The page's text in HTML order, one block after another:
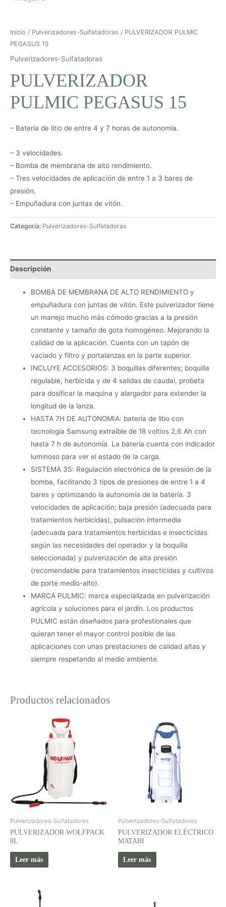
Inicio / Pulverizadores-Sulfatadoras / PULVERIZADOR PULMIC
PEGASUS 15
Pulverizadores-Sulfatadoras
PULVERIZADOR
PULMIC PEGASUS 15
– Batería de litio de entre 4 y 7 horas de autonomía.
– 3 velocidades.
– Bomba de membrana de alto rendimiento.
– Tres velocidades de aplicación de entre 1 a 3 bares de
presión.
– Empuñadura con juntas de vitón.
Categoría: Pulverizadores-Sulfatadoras
Descripción
BOMBA DE MEMBRANA DE ALTO RENDIMIENTO y
empuñadura con juntas de vitón. Este pulverizador tiene
un manejo mucho más cómodo gracias a la presión
constante y tamaño de gota homogéneo. Mejorando la
calidad de la aplicación. Cuenta con un tapón de
vaciado y filtro y portalanzas en la parte superior.
INCLUYE ACCESORIOS: 3 boquillas diferentes; boquilla
regulable, herbicida y de 4 salidas de caudal, probeta
para dosificar la maquina y alargador para extender la
longitud de la lanza.
HASTA 7H DE AUTONOMIA: batería de litio con
tecnología Samsung extraíble de 18 voltios 2,6 Ah con
hasta 7 h de autonomía. La batería cuenta con indicador
luminoso para ver el estado de la carga.
SISTEMA 3S: Regulación electrónica de la presión de la
bomba, facilitando 3 tipos de presiones de entre 1 a 4
bares y optimizando la autonomía de la batería. 3
velocidades de aplicación; baja presión (adecuada para
tratamientos herbicidas), pulsación intermedia
(adecuada para tratamientos herbicidas e insecticidas
según las necesidades del operador y la boquilla
seleccionada) y pulverización de alta presión
(recomendable para tratamientos insecticidas y cultivos
de porte medio-alto).
MARCA PULMIC: marca especializada en pulverización
agrícola y soluciones para el jardín. Los productos
PULMIC están diseñados para profestionales que
quieran tener el mayor control posible de las
aplicaciones con unas prestaciones de calidad altas y
siempre respetando al medio ambiente.
Productos relacionados
Pulverizadores-Sulfatadoras
PULVERIZADOR WOLFPACK
8L
Leer más
Pulverizadores-Sulfatadoras
PULVERIZADOR ELÉCTRICO
MATABI
Leer más